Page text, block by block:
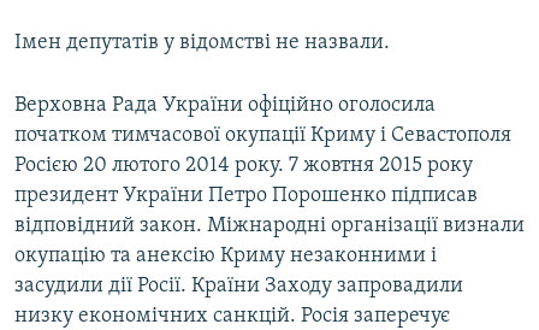
Імен депутатів у відомстві не назвали.
Верховна Рада України офіційно оголосила
початком тимчасової окупації Криму і Севастополя
Росією 20 лютого 2014 року. 7 жовтня 2015 року
президент України Петро Порошенко підписав
відповідний закон. Міжнародні організації визнали
окупацію та анексію Криму незаконними і
засудили дії Росії. Країни Заходу запровадили
низку економічних санкцій. Росія заперечує